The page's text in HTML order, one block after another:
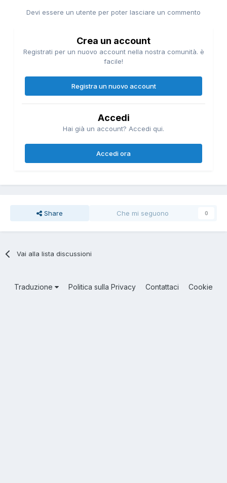
Devi essere un utente per poter lasciare un commento
Crea un account
Registrati per un nuovo account nella nostra comunità. è
facile!
Registra un nuovo account
Accedi
Hai già un account? Accedi qui.
Accedi ora
Share Che mi seguono 0
Vai alla lista discussioni
Traduzione Politica sulla Privacy Contattaci Cookie